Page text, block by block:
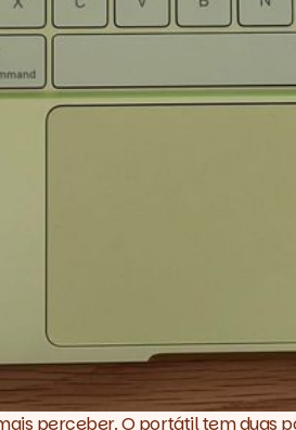
perceber. O portátil tem duas